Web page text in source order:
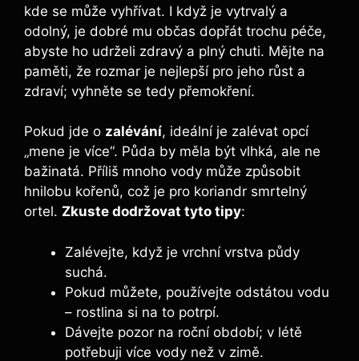
kde se může vyhřívat. I když je vytrvalý a
odolný, je dobré mu občas dopřát trochu péče,
abyste ho udrželi zdravý a plný chuti. Mějte na
paměti, že rozmar je nejlepší pro jeho růst a
zdraví; vyhněte se tedy přemokření.
Pokud jde o zalévání, ideální je zalévat opcí
„mene je více“. Půda by měla být vlhká, ale ne
bažinatá. Příliš mnoho vody může způsobit
hnilobu kořenů, což je pro koriandr smrtelný
ortel. Zkuste dodržovat tyto tipy:
Zalévejte, když je vrchní vrstva půdy
suchá.
Pokud můžete, používejte odstátou vodu
– rostlina si na to potrpí.
Dávejte pozor na roční období; v létě
potřebuji více vody než v zimě.